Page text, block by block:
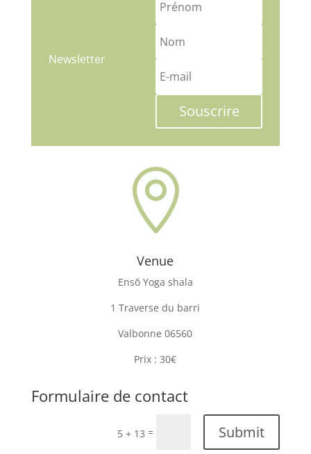
Newsletter
Souscrire

Venue
Ensō Yoga shala
1 Traverse du barri
Valbonne 06560
Prix : 30€
Formulaire de contact
5 + 13 = Submit